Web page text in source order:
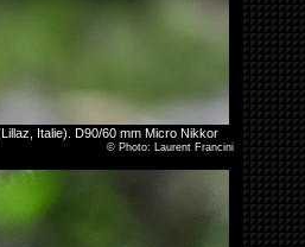
Italie). D90/60 mm Micro Nikkor
© Photo: Laurent Francini